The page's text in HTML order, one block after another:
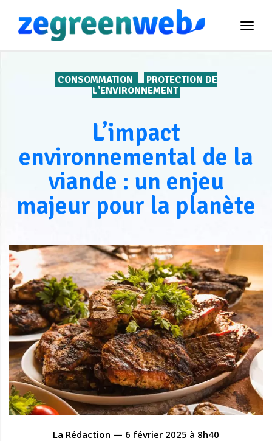
CONSOMMATION
PROTECTION DE
L'ENVIRONNEMENT
L’impact
environnemental de la
viande : un enjeu
majeur pour la planète
La Rédaction — 6 février 2025 à 8h40